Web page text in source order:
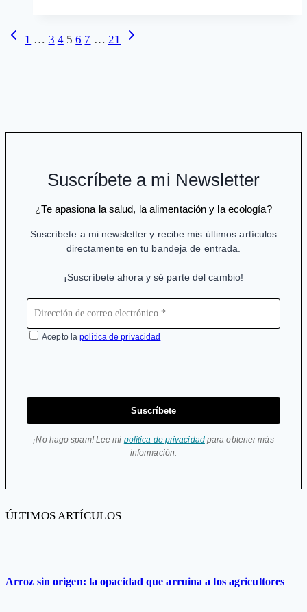
mayor
necesarios
Navegación
Página
1 … 3 4 5 6 7 … 21
Siguiente
Suscríbete a mi Newsletter
¿Te apasiona la salud, la alimentación y la ecología?
Suscríbete a mi newsletter y recibe mis últimos artículos
directamente en tu bandeja de entrada.
¡Suscríbete ahora y sé parte del cambio!
Acepto lapolítica de privacidad
Suscríbete
¡No hago spam! Lee mi política de privacidadpara obtener más
información.
ÚLTIMOS ARTÍCULOS
Arroz sin origen: la opacidad que arruina a los agricultores